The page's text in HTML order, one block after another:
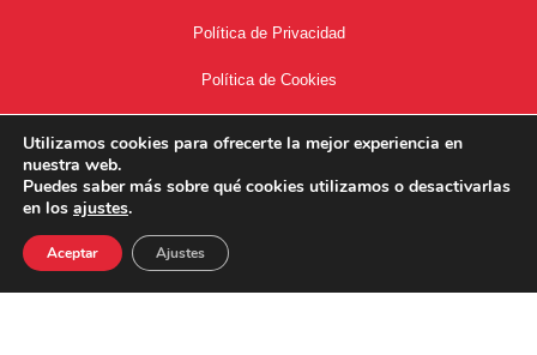
Política de Privacidad
Política de Cookies
34667504662
Utilizamos cookies para ofrecerte la mejor experiencia en
nuestra web.
Puedes saber más sobre qué cookies utilizamos o desactivarlas
en los ajustes.
Aceptar Ajustes